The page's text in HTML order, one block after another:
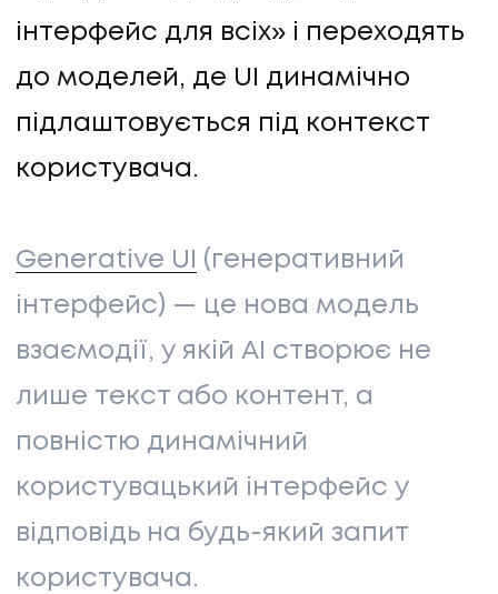
інтерфейс для всіх» і переходять
до моделей, де UI динамічно
підлаштовується під контекст
користувача.
Generative UI
(генеративний
інтерфейс) — це нова модель
взаємодії, у якій AI створює не
лише текст або контент, а
повністю динамічний
користувацький інтерфейс у
відповідь на будь-який запит
користувача.